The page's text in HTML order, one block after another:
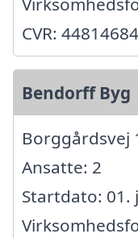
CVR: 44814684
Bendorff Byg
Borggårdsvej
Ansatte: 2
Startdato: 01.